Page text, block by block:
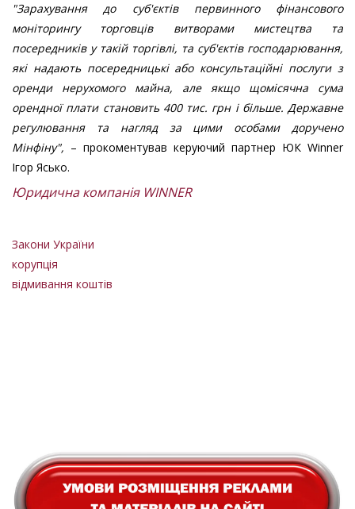
"Зарахування до суб'єктів первинного фінансового
моніторингу торговців витворами мистецтва та
посередників у такій торгівлі, та суб'єктів господарювання,
які надають посередницькі або консультаційні послуги з
оренди нерухомого майна, але якщо щомісячна сума
орендної плати становить 400 тис. грн і більше. Державне
регулювання та нагляд за цими особами доручено
Мінфіну", – прокоментував керуючий партнер ЮК Winner
Ігор Ясько.
Юридична компанія WINNER
Закони України
корупція
відмивання коштів